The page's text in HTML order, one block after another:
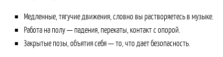
Медленные, тягучие движения, словно вы растворяетесь в музыке.
Работа на полу — падения, перекаты, контакт с опорой.
Закрытые позы, объятия себя — то, что дает безопасность.